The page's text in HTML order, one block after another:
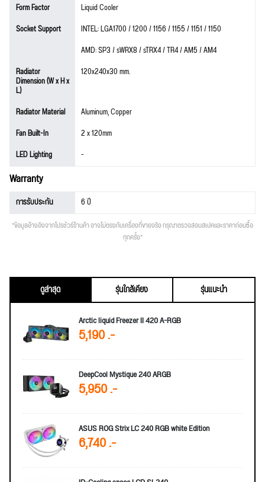
Form Factor
Liquid Cooler
Socket Support
INTEL: LGA1700 / 1200 / 1156 / 1155 / 1151 / 1150
AMD: SP3 / sWRX8 / sTRX4 / TR4 / AM5 / AM4
Radiator
Dimension (W x H x
L)
120x240x30 mm.
Radiator Material
Aluminum, Copper
Fan Built-In
2 x 120mm
LED Lighting
-
Warranty
การรับประกัน 6 ปี
*ข้อมูลอ้างอิงจากโปรชัวร์ร้านค้า อาจไม่ตรงกับเครื่องที่ขายจริง กรุณาตรวจสอบสเปคและราคาก่อนซื้อ
ทุกครั้ง*
ดูล่าสุด รุ่นใกล้เคียง
รุ่นแนะนำ
Arctic liquid Freezer II 420 A-RGB
5,190 .-
DeepCool Mystique 240 ARGB
5,950 .-
ASUS ROG Strix LC 240 RGB white Edition
6,740 .-